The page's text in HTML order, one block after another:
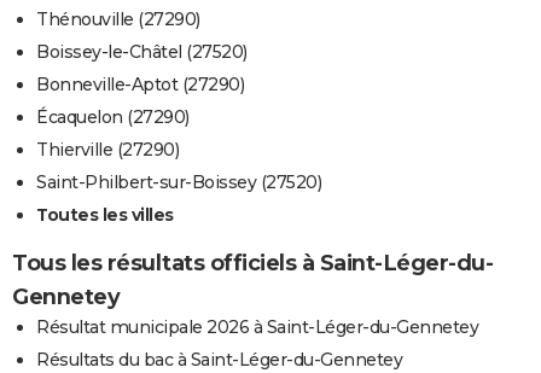
Thénouville (27290)
Boissey-le-Châtel (27520)
Bonneville-Aptot (27290)
Écaquelon (27290)
Thierville (27290)
Saint-Philbert-sur-Boissey (27520)
Toutes les villes
Tous les résultats officiels à Saint-Léger-du-
Gennetey
Résultat municipale 2026 à Saint-Léger-du-Gennetey
Résultats du bac à Saint-Léger-du-Gennetey